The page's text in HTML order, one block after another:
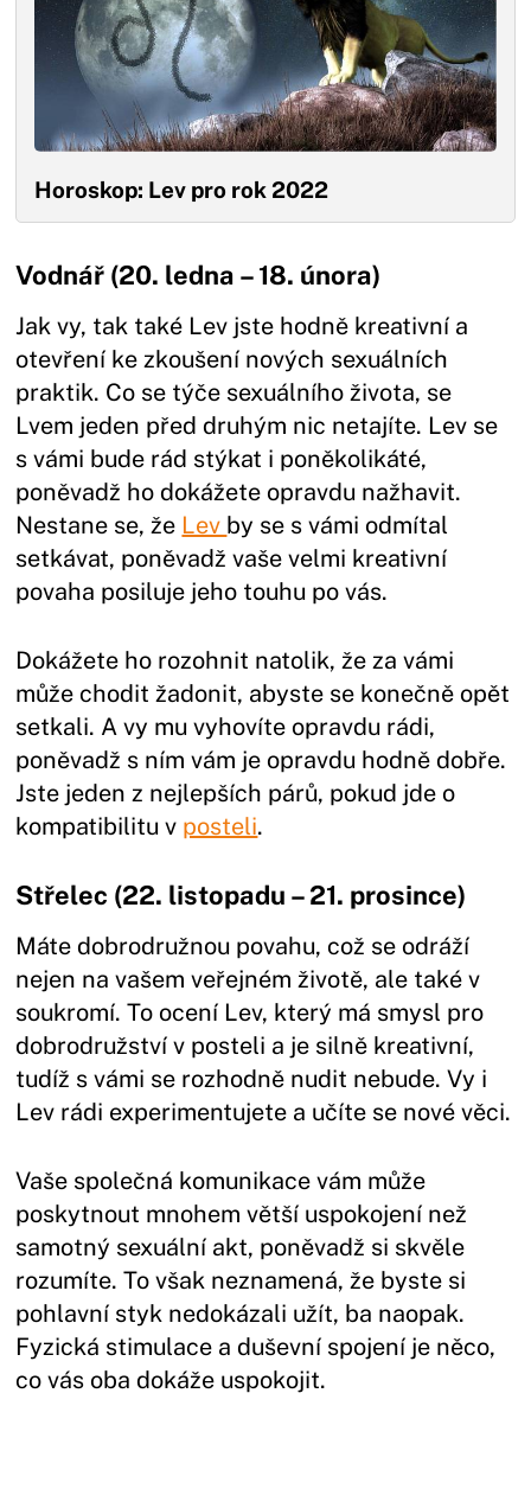
Horoskop: Lev pro rok 2022
Vodnář (20. ledna – 18. února)
Jak vy, tak také Lev jste hodně kreativní a
otevření ke zkoušení nových sexuálních
praktik. Co se týče sexuálního života, se
Lvem jeden před druhým nic netajíte. Lev se
s vámi bude rád stýkat i poněkolikáté,
poněvadž ho dokážete opravdu nažhavit.
Nestane se, že Lev by se s vámi odmítal
setkávat, poněvadž vaše velmi kreativní
povaha posiluje jeho touhu po vás.
Dokážete ho rozohnit natolik, že za vámi
může chodit žadonit, abyste se konečně opět
setkali. A vy mu vyhovíte opravdu rádi,
poněvadž s ním vám je opravdu hodně dobře.
Jste jeden z nejlepších párů, pokud jde o
kompatibilitu v posteli.
Střelec (22. listopadu – 21. prosince)
Máte dobrodružnou povahu, což se odráží
nejen na vašem veřejném životě, ale také v
soukromí. To ocení Lev, který má smysl pro
dobrodružství v posteli a je silně kreativní,
tudíž s vámi se rozhodně nudit nebude. Vy i
Lev rádi experimentujete a učíte se nové věci.
Vaše společná komunikace vám může
poskytnout mnohem větší uspokojení než
samotný sexuální akt, poněvadž si skvěle
rozumíte. To však neznamená, že byste si
pohlavní styk nedokázali užít, ba naopak.
Fyzická stimulace a duševní spojení je něco,
co vás oba dokáže uspokojit.